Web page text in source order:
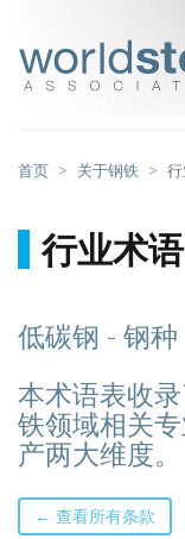
首页 关于钢铁
行业术语
低碳钢 - 钢种
本术语表收
铁领域相关
产两大维度。
← 查看所有条款